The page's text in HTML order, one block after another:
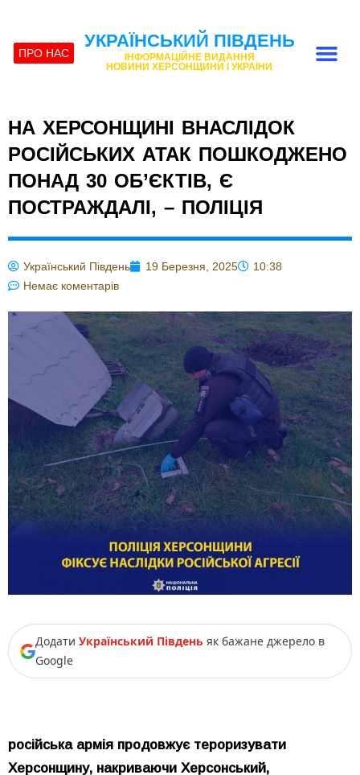
ПРО НАС
УКРАЇНСЬКИЙ ПІВДЕНЬ
ІНФОРМАЦІЙНЕ ВИДАННЯ
НОВИНИ ХЕРСОНЩИНИ І УКРАЇНИ
НА ХЕРСОНЩИНІ ВНАСЛІДОК
РОСІЙСЬКИХ АТАК ПОШКОДЖЕНО
ПОНАД 30 ОБ’ЄКТІВ, Є
ПОСТРАЖДАЛІ, – ПОЛІЦІЯ
Український Південь 19 Березня, 2025
10:38
Немає коментарів
Додати Український Південь як бажане джерело в
Google
російська армія продовжує тероризувати
Херсонщину, накриваючи Херсонський,